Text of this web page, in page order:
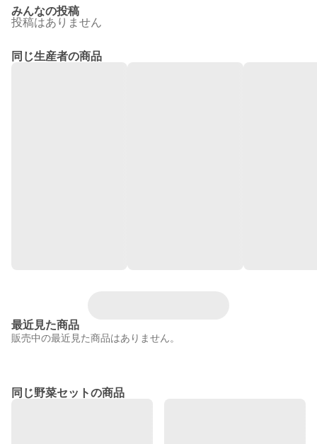
みんなの投稿
投稿はありません
同じ生産者の商品
最近見た商品
販売中の最近見た商品はありません。
同じ野菜セットの商品